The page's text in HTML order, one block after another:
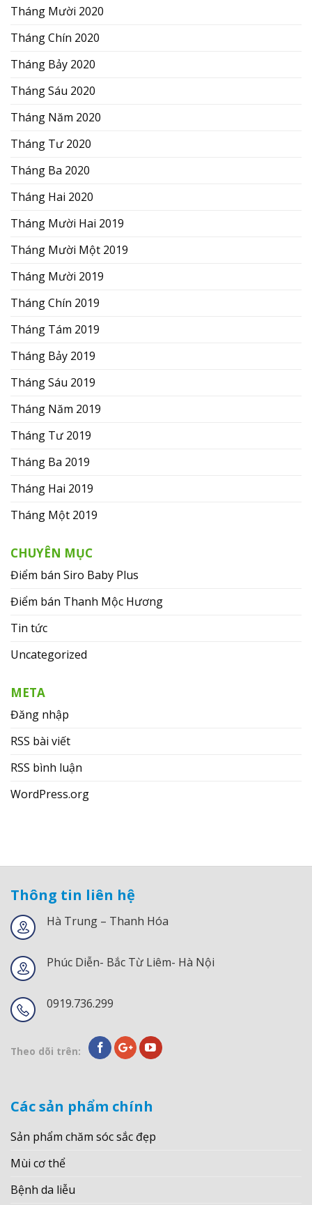
Tháng Mười 2020
Tháng Chín 2020
Tháng Bảy 2020
Tháng Sáu 2020
Tháng Năm 2020
Tháng Tư 2020
Tháng Ba 2020
Tháng Hai 2020
Tháng Mười Hai 2019
Tháng Mười Một 2019
Tháng Mười 2019
Tháng Chín 2019
Tháng Tám 2019
Tháng Bảy 2019
Tháng Sáu 2019
Tháng Năm 2019
Tháng Tư 2019
Tháng Ba 2019
Tháng Hai 2019
Tháng Một 2019
CHUYÊN MỤC
Điểm bán Siro Baby Plus
Điểm bán Thanh Mộc Hương
Tin tức
Uncategorized
META
Đăng nhập
RSS bài viết
RSS bình luận
WordPress.org
Thông tin liên hệ
Hà Trung – Thanh Hóa
Phúc Diễn- Bắc Từ Liêm- Hà Nội
0919.736.299
Theo dõi trên:
Các sản phẩm chính
Sản phẩm chăm sóc sắc đẹp
Mùi cơ thể
Bệnh da liễu